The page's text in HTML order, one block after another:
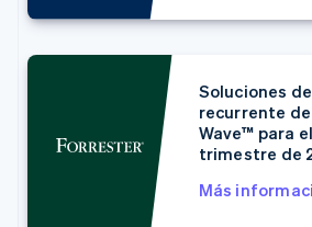
Soluciones
recurrente
Wave™ para
trimestre de
Más
English
English
English